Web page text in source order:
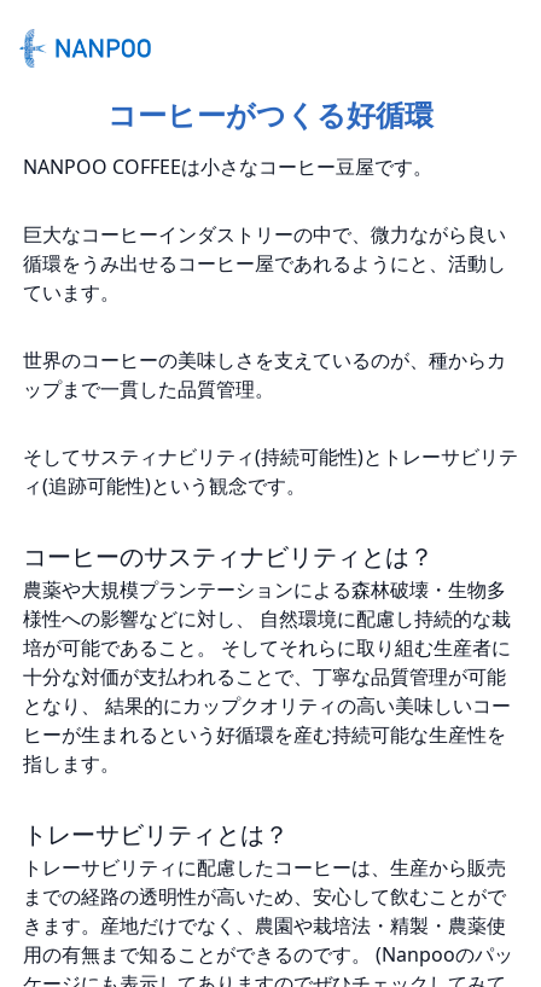
コーヒーがつくる好循環
NANPOO COFFEEは小さなコーヒー豆屋です。
巨大なコーヒーインダストリーの中で、微力ながら良い
循環をうみ出せるコーヒー屋であれるようにと、活動し
ています。
世界のコーヒーの美味しさを支えているのが、種からカ
ップまで一貫した品質管理。
そしてサスティナビリティ(持続可能性)とトレーサビリテ
ィ(追跡可能性)という観念です。
コーヒーのサスティナビリティとは？
農薬や大規模プランテーションによる森林破壊・生物多
様性への影響などに対し、 自然環境に配慮し持続的な栽
培が可能であること。 そしてそれらに取り組む生産者に
十分な対価が支払われることで、丁寧な品質管理が可能
となり、 結果的にカップクオリティの高い美味しいコー
ヒーが生まれるという好循環を産む持続可能な生産性を
指します。
トレーサビリティとは？
トレーサビリティに配慮したコーヒーは、生産から販売
までの経路の透明性が高いため、安心して飲むことがで
きます。産地だけでなく、農園や栽培法・精製・農薬使
用の有無まで知ることができるのです。 (Nanpooのパッ